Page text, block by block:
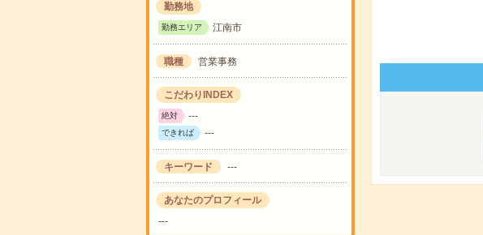
勤務地
勤務エリア 江南市
職種 営業事務
こだわりINDEX
絶対 ---
できれば ---
キーワード ---
あなたのプロフィール
---